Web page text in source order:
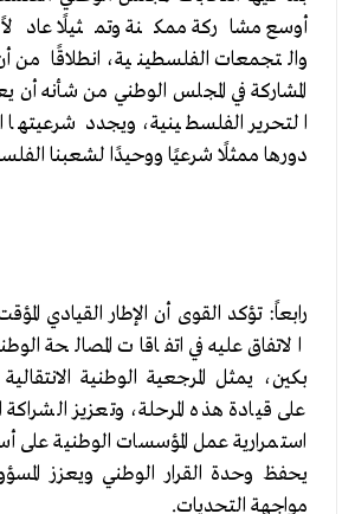
أوسع مشاركة ممكنة وتمثيلًا
والتجمعات الفلسطينية، انطلاقًا
المشاركة في المجلس الوطني من شأنه أن
التحرير الفلسطينية، ويجدد
دورها ممثلًا شرعيًا ووحيدًا لشعبنا
رابعاً: تؤكد القوى أن الإطار القيادي
الاتفاق عليه في اتفاقات المصالحة
بكين، يمثل المرجعية الوطنية
على قيادة هذه المرحلة، وتعزيز
استمرارية عمل المؤسسات الوطنية على
يحفظ وحدة القرار الوطني ويعزز
مواجهة التحديات.